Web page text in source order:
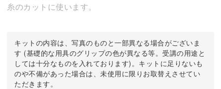
糸のカットに使います。
キットの内容は、写真のものと一部異なる場合がございま
す (基礎的な用具のグリップの色が異なる等。受講の用途と
しては十分なものを入れております)。キットに足りないも
のや不備があった場合は、未使用に限りお取替えさせてい
ただきます。